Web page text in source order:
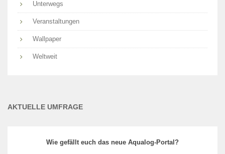
Unterwegs
Veranstaltungen
Wallpaper
Weltweit
AKTUELLE UMFRAGE
Wie gefällt euch das neue Aqualog-Portal?